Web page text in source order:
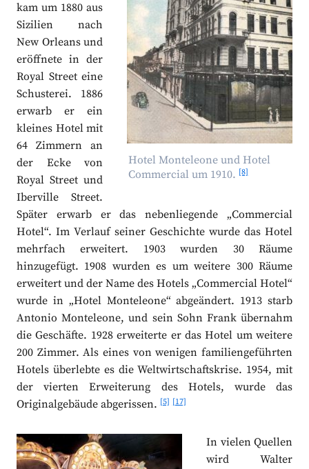
Hotel Monteleone und Hotel
Commercial um 1910. [8]
kam um 1880 aus
Sizilien nach
New Orleans und
eröffnete in der
Royal Street eine
Schusterei. 1886
erwarb er ein
kleines Hotel mit
64 Zimmern an
der Ecke von
Royal Street und
Iberville Street.
Später erwarb er das nebenliegende „Commercial
Hotel“. Im Verlauf seiner Geschichte wurde das Hotel
mehrfach erweitert. 1903 wurden 30 Räume
hinzugefügt. 1908 wurden es um weitere 300 Räume
erweitert und der Name des Hotels „Commercial Hotel“
wurde in „Hotel Monteleone“ abgeändert. 1913 starb
Antonio Monteleone, und sein Sohn Frank übernahm
die Geschäfte. 1928 erweiterte er das Hotel um weitere
200 Zimmer. Als eines von wenigen familiengeführten
Hotels überlebte es die Weltwirtschaftskrise. 1954, mit
der vierten Erweiterung des Hotels, wurde das
Originalgebäude abgerissen.[5] [17]
In vielen Quellen
wird Walter